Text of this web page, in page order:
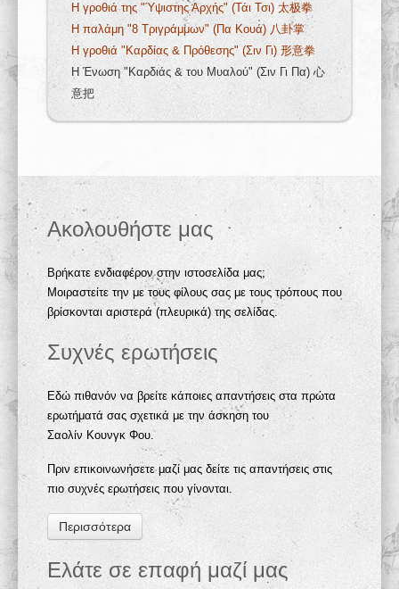
Η γροθιά της "Ύψιστης Αρχής" (Τάι Τσι) 太极拳
H παλάμη "8 Tριγράμμων" (Πα Κουά) 八卦掌
Η γροθιά "Καρδίας & Πρόθεσης" (Σιν Γι) 形意拳
Η Ένωση "Καρδιάς & του Μυαλού" (Σιν Γι Πα) 心
意把
Ακολουθήστε μας
Βρήκατε ενδιαφέρον στην ιστοσελίδα μας;
Μοιραστείτε την με τους φίλους σας με τους τρόπους που
βρίσκονται αριστερά (πλευρικά) της σελίδας.
Συχνές ερωτήσεις
Εδώ πιθανόν να βρείτε κάποιες απαντήσεις στα πρώτα
ερωτήματά σας σχετικά με την άσκηση του
Σαολίν Κουνγκ Φου.
Πριν επικοινωνήσετε μαζί μας δείτε τις απαντήσεις στις
πιο συχνές ερωτήσεις που γίνονται.
Περισσότερα
Ελάτε σε επαφή μαζί μας